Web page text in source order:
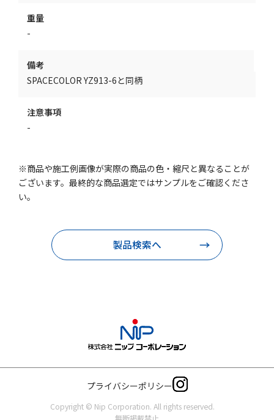
重量
-
備考
SPACECOLOR YZ913-6と同柄
注意事項
-
※商品や施工例画像が実際の商品の色・縮尺と異なることが
ございます。最終的な商品選定ではサンプルをご確認くださ
い。
製品検索へ
プライバシーポリシー
Copyright © Nip Corporation. All rights reserved.